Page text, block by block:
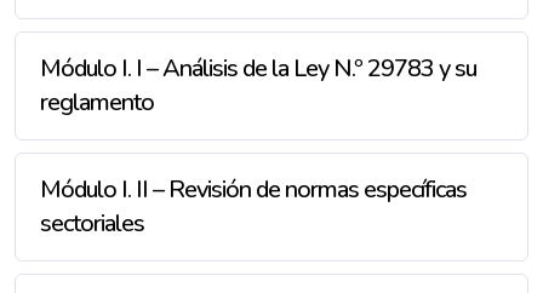
Módulo I. I – Análisis de la Ley N.º 29783 y su
reglamento
Módulo I. II – Revisión de normas específicas
sectoriales